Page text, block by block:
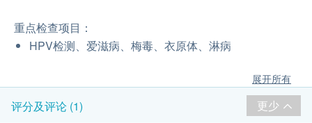
重点检查项目：
HPV检测、爱滋病、梅毒、衣原体、淋病
展开所有
评分及评论 (1) 更少